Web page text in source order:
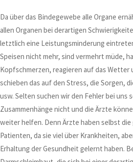
Da über das Bindegewebe alle Organe
allen Organen bei derartigen
letztlich eine Leistungsminderung
Speisen nicht mehr, sind vermehrt müde,
Kopfschmerzen, reagieren auf das Wetter
schieben das auf den Stress, die Sorgen,
usw. Selten suchen wir den Fehler bei uns
Zusammenhänge nicht und die Ärzte
weiter helfen. Denn Ärzte haben selbst
Patienten, da sie viel über Krankheiten,
Erhaltung der Gesundheit gelernt haben.